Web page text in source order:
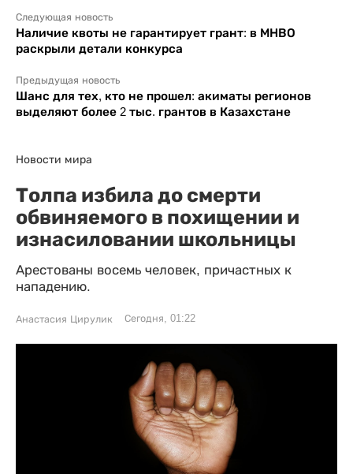
Следующая новость
Наличие квоты не гарантирует грант: в МНВО
раскрыли детали конкурса
Предыдущая новость
Шанс для тех, кто не прошел: акиматы регионов
выделяют более 2 тыс. грантов в Казахстане
Новости мира
Толпа избила до смерти
обвиняемого в похищении и
изнасиловании школьницы
Арестованы восемь человек, причастных к
нападению.
Анастасия Цирулик Сегодня, 01:22